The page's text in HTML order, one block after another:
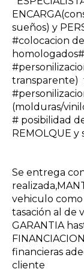
sueños) y
#colocacion
homologados#
transparente)
(molduras/
# posibilidad
REMOLQUE
Se entrega
vehiculo
tasación al de
GARANTIA
financieras
cliente